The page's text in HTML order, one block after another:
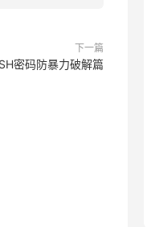
下一篇
密码防暴力破解篇